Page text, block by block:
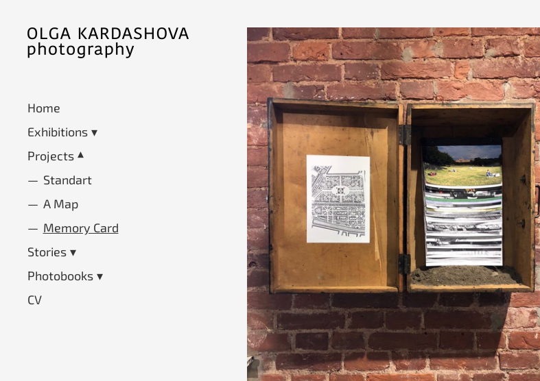
Home
Exhibitions
Projects
Standart
A Map
Memory Card
Stories
Photobooks
CV